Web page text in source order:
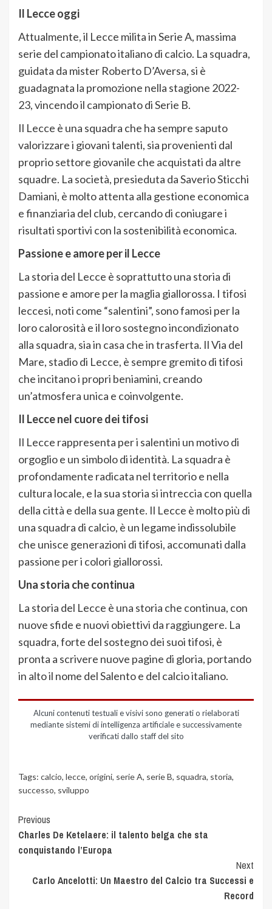
Il Lecce oggi
Attualmente, il Lecce milita in Serie A, massima
serie del campionato italiano di calcio. La squadra,
guidata da mister Roberto D’Aversa, si è
guadagnata la promozione nella stagione 2022-
23, vincendo il campionato di Serie B.
Il Lecce è una squadra che ha sempre saputo
valorizzare i giovani talenti, sia provenienti dal
proprio settore giovanile che acquistati da altre
squadre. La società, presieduta da Saverio Sticchi
Damiani, è molto attenta alla gestione economica
e finanziaria del club, cercando di coniugare i
risultati sportivi con la sostenibilità economica.
Passione e amore per il Lecce
La storia del Lecce è soprattutto una storia di
passione e amore per la maglia giallorossa. I tifosi
leccesi, noti come “salentini”, sono famosi per la
loro calorosità e il loro sostegno incondizionato
alla squadra, sia in casa che in trasferta. Il Via del
Mare, stadio di Lecce, è sempre gremito di tifosi
che incitano i propri beniamini, creando
un’atmosfera unica e coinvolgente.
Il Lecce nel cuore dei tifosi
Il Lecce rappresenta per i salentini un motivo di
orgoglio e un simbolo di identità. La squadra è
profondamente radicata nel territorio e nella
cultura locale, e la sua storia si intreccia con quella
della città e della sua gente. Il Lecce è molto più di
una squadra di calcio, è un legame indissolubile
che unisce generazioni di tifosi, accomunati dalla
passione per i colori giallorossi.
Una storia che continua
La storia del Lecce è una storia che continua, con
nuove sfide e nuovi obiettivi da raggiungere. La
squadra, forte del sostegno dei suoi tifosi, è
pronta a scrivere nuove pagine di gloria, portando
in alto il nome del Salento e del calcio italiano.
Alcuni contenuti testuali e visivi sono generati o rielaborati
mediante sistemi di intelligenza artificiale e successivamente
verificati dallo staff del sito
Tags: calcio, lecce, origini, serie A, serie B, squadra, storia,
successo, sviluppo
Previous
Charles De Ketelaere: il talento belga che sta
conquistando l’Europa
Next
Carlo Ancelotti: Un Maestro del Calcio tra Successi e
Record